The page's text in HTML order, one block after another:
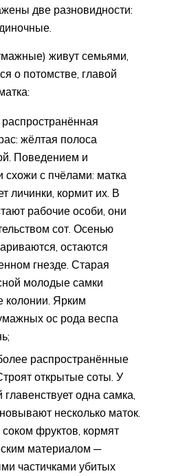
две разновидности:
живут семьями,
о потомстве, главой
жёлтая полоса
Поведением и
схожи с пчёлами: матка
личинки, кормит их. В
рабочие особи, они
сот. Осенью
остаются
гнезде. Старая
молодые самки
Ярким
ос рода веспа
распространённые
открытые соты. У
одна самка,
несколько маток.
фруктов, кормят
материалом ─
частичками убитых